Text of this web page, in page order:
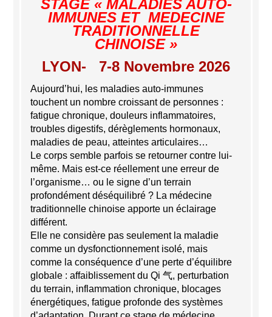
STAGE « MALADIES AUTO-
IMMUNES ET MEDECINE
TRADITIONNELLE
CHINOISE »
LYON- 7-8 Novembre 2026
Aujourd’hui, les maladies auto-immunes
touchent un nombre croissant de personnes :
fatigue chronique, douleurs inflammatoires,
troubles digestifs, dérèglements hormonaux,
maladies de peau, atteintes articulaires…
Le corps semble parfois se retourner contre lui-
même. Mais est-ce réellement une erreur de
l’organisme… ou le signe d’un terrain
profondément déséquilibré ? La médecine
traditionnelle chinoise apporte un éclairage
différent.
Elle ne considère pas seulement la maladie
comme un dysfonctionnement isolé, mais
comme la conséquence d’une perte d’équilibre
globale : affaiblissement du Qi 气, perturbation
du terrain, inflammation chronique, blocages
énergétiques, fatigue profonde des systèmes